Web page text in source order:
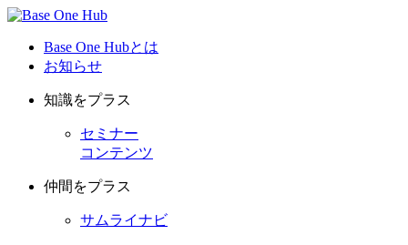
Base One Hubとは
お知らせ
知識をプラス
セミナー
コンテンツ
仲間をプラス
サムライナビ